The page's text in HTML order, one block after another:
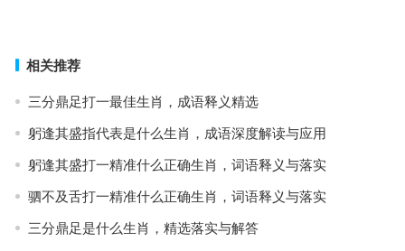
相关推荐
三分鼎足打一最佳生肖，成语释义精选
躬逢其盛指代表是什么生肖，成语深度解读与应用
躬逢其盛打一精准什么正确生肖，词语释义与落实
驷不及舌打一精准什么正确生肖，词语释义与落实
三分鼎足是什么生肖，精选落实与解答